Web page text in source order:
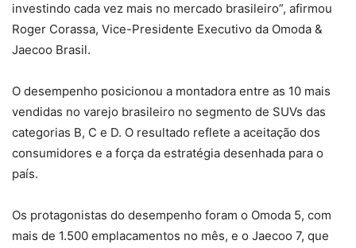
investindo cada vez mais no mercado brasileiro”, afirmou
Roger Corassa, Vice-Presidente Executivo da Omoda &
Jaecoo Brasil.
O desempenho posicionou a montadora entre as 10 mais
vendidas no varejo brasileiro no segmento de SUVs das
categorias B, C e D. O resultado reflete a aceitação dos
consumidores e a força da estratégia desenhada para o
país.
Os protagonistas do desempenho foram o Omoda 5, com
mais de 1.500 emplacamentos no mês, e o Jaecoo 7, que